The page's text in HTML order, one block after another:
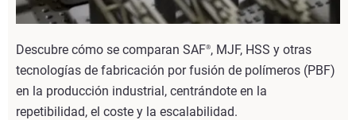
Descubre cómo se comparan SAF®, MJF, HSS y otras
tecnologías de fabricación por fusión de polímeros (PBF)
en la producción industrial, centrándote en la
repetibilidad, el coste y la escalabilidad.